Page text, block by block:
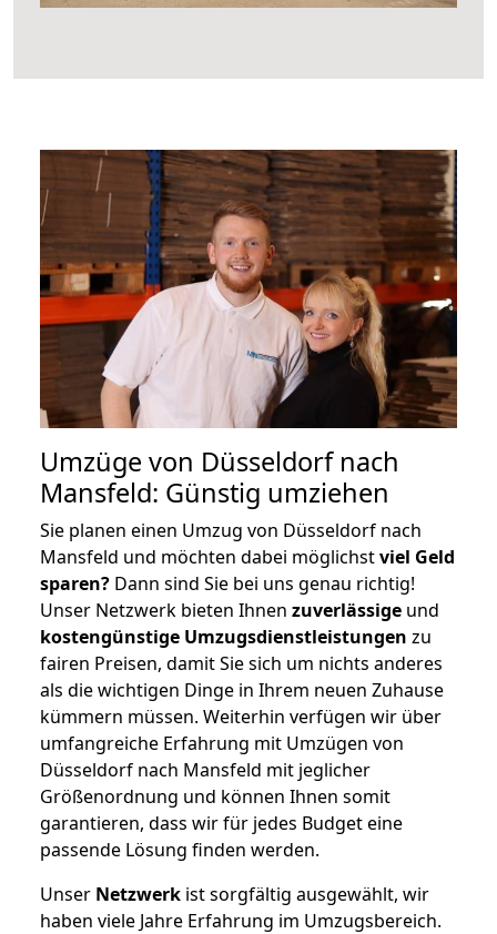
Umzüge von Düsseldorf nach
Mansfeld: Günstig umziehen
Sie planen einen Umzug von Düsseldorf nach
Mansfeld und möchten dabei möglichstviel Geld
sparen? Dann sind Sie bei uns genau richtig!
Unser Netzwerk bieten Ihnen zuverlässige und
kostengünstige Umzugsdienstleistungen zu
fairen Preisen, damit Sie sich um nichts anderes
als die wichtigen Dinge in Ihrem neuen Zuhause
kümmern müssen. Weiterhin verfügen wir über
umfangreiche Erfahrung mit Umzügen von
Düsseldorf nach Mansfeld mit jeglicher
Größenordnung und können Ihnen somit
garantieren, dass wir für jedes Budget eine
passende Lösung finden werden.
Unser Netzwerk ist sorgfältig ausgewählt, wir
haben viele Jahre Erfahrung im Umzugsbereich.